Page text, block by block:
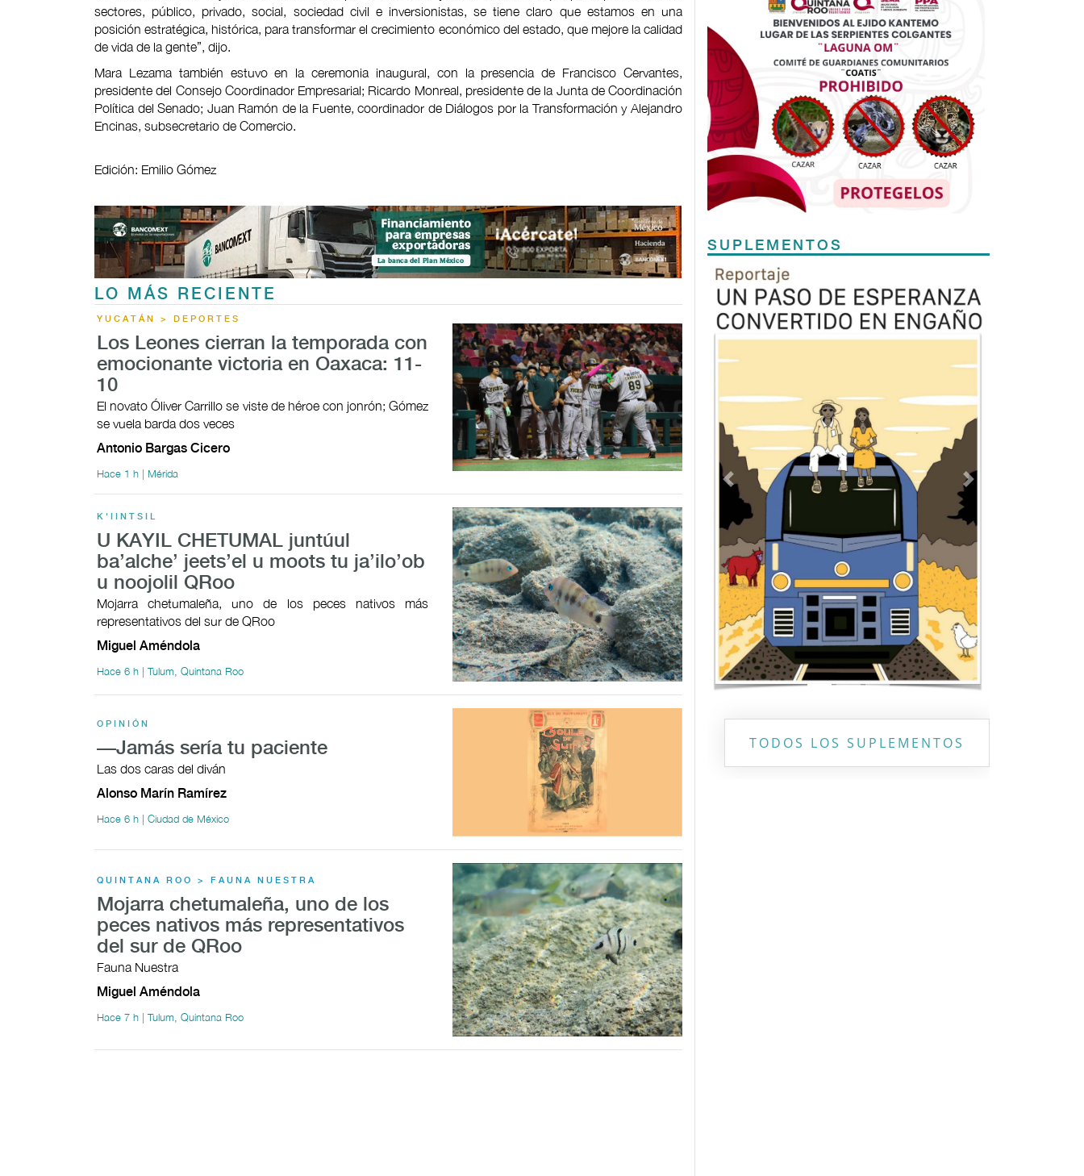
sectores, público, privado, social, sociedad civil e inversionistas, se tiene claro que estamos en una
posición estratégica, histórica, para transformar el crecimiento económico del estado, que mejore la calidad
de vida de la gente”, dijo.
Mara Lezama también estuvo en la ceremonia inaugural, con la presencia de Francisco Cervantes,
presidente del Consejo Coordinador Empresarial; Ricardo Monreal, presidente de la Junta de Coordinación
Política del Senado; Juan Ramón de la Fuente, coordinador de Diálogos por la Transformación y Alejandro
Encinas, subsecretario de Comercio.
Edición: Emilio Gómez
LO MÁS RECIENTE
YUCATÁN > DEPORTES
Los Leones cierran la temporada con
emocionante victoria en Oaxaca: 11-
10
El novato Óliver Carrillo se viste de héroe con jonrón; Gómez
se vuela barda dos veces
Antonio Bargas Cicero
Hace 1 h | Mérida
K'IINTSIL
U KAYIL CHETUMAL juntúul
ba’alche’ jeets’el u moots tu ja’ilo’ob
u noojolil QRoo
Mojarra chetumaleña, uno de los peces nativos más
representativos del sur de QRoo
Miguel Améndola
Hace 6 h | Tulum, Quintana Roo
OPINIÓN
—Jamás sería tu paciente
Las dos caras del diván
Alonso Marín Ramírez
Hace 6 h | Ciudad de México
QUINTANA ROO > FAUNA NUESTRA
Mojarra chetumaleña, uno de los
peces nativos más representativos
del sur de QRoo
Fauna Nuestra
Miguel Améndola
Hace 7 h | Tulum, Quintana Roo
SUPLEMENTOS
Previous
TODOS LOS SUPLEMENTOS